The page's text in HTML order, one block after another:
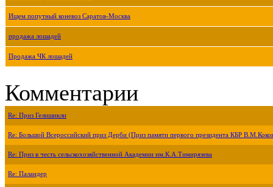
Ищем попутный коневоз Саратов-Москва
продажа лошадей
Продажа ЧК лошадей
Комментарии
Re: Приз Гелишикли
Re: Большой Всероссийский приз Дерби (Приз памяти первого президента КБР
Re: Приз в честь сельскохозяйственной Академии им.К.А.Тимирязева
Re: Паландер